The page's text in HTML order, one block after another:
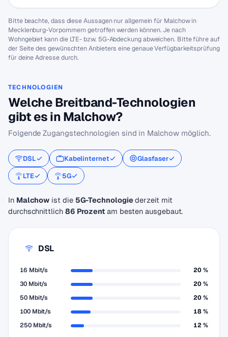
Bitte beachte, dass diese Aussagen nur allgemein für Malchow in
Mecklenburg-Vorpommern getroffen werden können. Je nach
Wohngebiet kann die LTE- bzw. 5G-Abdeckung abweichen. Bitte führe auf
der Seite des gewünschten Anbieters eine genaue Verfügbarkeitsprüfung
für deine Adresse durch.
TECHNOLOGIEN
Welche Breitband-Technologien
gibt es in Malchow?
Folgende Zugangstechnologien sind in Malchow möglich.
DSL Kabelinternet
Glasfaser
LTE
5G
In Malchow ist die 5G-Technologiederzeit mit
durchschnittlich 86 Prozentam besten ausgebaut.
DSL
16 Mbit/s
20 %
30 Mbit/s
20 %
50 Mbit/s
20 %
100 Mbit/s
18 %
250 Mbit/s
12 %